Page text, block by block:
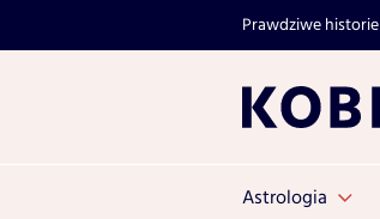
Prawdziwe historie
Astrologia